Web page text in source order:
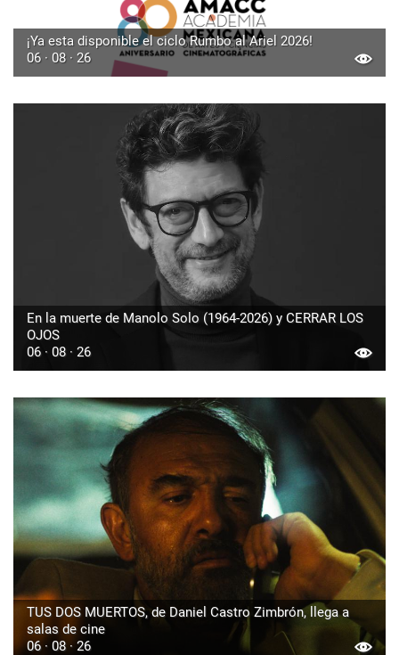
¡Ya esta disponible el ciclo Rumbo al Ariel 2026!
06 · 08 · 26
En la muerte de Manolo Solo (1964-2026) y CERRAR LOS
OJOS
06 · 08 · 26
TUS DOS MUERTOS, de Daniel Castro Zimbrón, llega a
salas de cine
06 · 08 · 26